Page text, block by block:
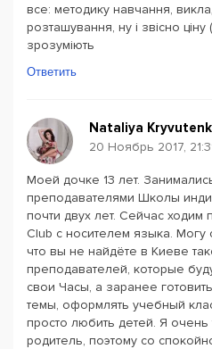
все: методику навчання,
розташування, ну і звісно
зрозуміють
Ответить
Nataliya
20 Ноябрь 2017,
Моей дочке 13 лет.
преподавателями Школы
почти двух лет. Сейчас ходим
Club с носителем языка. Могу
что вы не найдёте в Киеве
преподавателей, которые
свои Часы, а заранее
темы, оформлять учебный
просто любить детей. Я
родитель, поэтому со